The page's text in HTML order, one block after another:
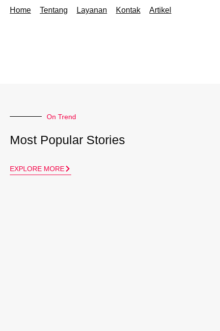
Home Tentang Layanan Kontak Artikel
On Trend
Most Popular Stories
EXPLORE MORE